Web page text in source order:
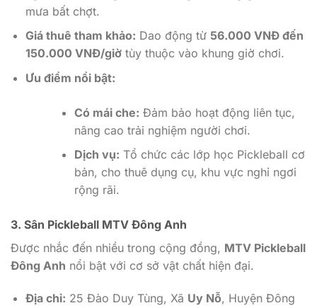
mưa bất chợt.
Giá thuê tham khảo: Dao động từ 56.000 VNĐ đến
150.000 VNĐ/giờtùy thuộc vào khung giờ chơi.
Ưu điểm nổi bật:
Có mái che: Đảm bảo hoạt động liên tục,
nâng cao trải nghiệm người chơi.
Dịch vụ: Tổ chức các lớp học Pickleball cơ
bản, cho thuê dụng cụ, khu vực nghỉ ngơi
rộng rãi.
3. Sân Pickleball MTV Đông Anh
Được nhắc đến nhiều trong cộng đồng, MTV Pickleball
Đông Anh nổi bật với cơ sở vật chất hiện đại.
Địa chỉ: 25 Đào Duy Tùng, Xã Uy Nỗ, Huyện Đông